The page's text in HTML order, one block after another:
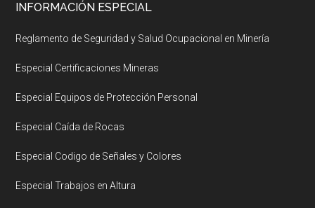
INFORMACIÓN ESPECIAL
Reglamento de Seguridad y Salud Ocupacional en Minería
Especial Certificaciones Mineras
Especial Equipos de Protección Personal
Especial Caída de Rocas
Especial Codigo de Señales y Colores
Especial Trabajos en Altura